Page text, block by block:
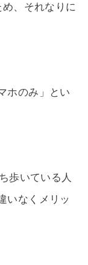
、それなりに
ホのみ」とい
歩いている人
いなくメリッ